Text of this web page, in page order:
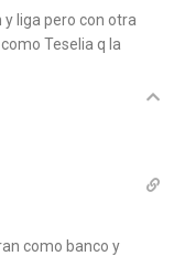
liga pero con otra
Teselia q la
como banco y